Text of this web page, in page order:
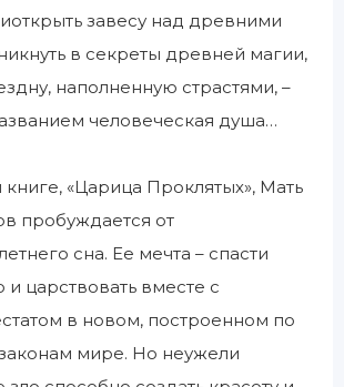
завесу над древними
в секреты древней магии,
наполненную страстями, –
человеческая душа…
«Царица Проклятых», Мать
пробуждается от
сна. Ее мечта – спасти
и царствовать вместе с
в новом, построенном по
мире. Но неужели